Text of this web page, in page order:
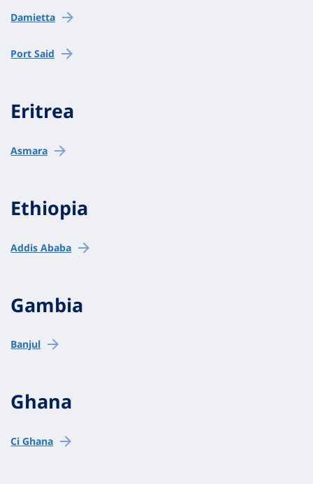
Damietta
Port Said
Eritrea
Asmara
Ethiopia
Addis Ababa
Gambia
Banjul
Ghana
Ci Ghana